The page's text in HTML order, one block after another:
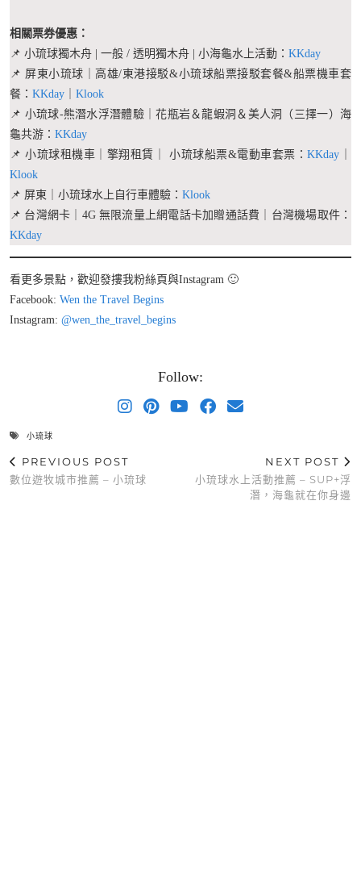
相關票券優惠：
📌 小琉球獨木舟 | 一般 / 透明獨木舟 | 小海龜水上活動： KKday
📌 屏東小琉球｜高雄/東港接駁&小琉球船票接駁套餐&船票機車套
餐： KKday
Klook
📌 小琉球-熊潛水浮潛體驗｜花瓶岩＆龍蝦洞＆美人洞（三擇一）海
龜共游： KKday
📌 小琉球租機車｜擎翔租賃｜ 小琉球船票&電動車套票：KKday
Klook
📌 屏東｜小琉球水上自行車體驗： Klook
📌 台灣網卡｜4G 無限流量上網電話卡加贈通話費｜台灣機場取件：
KKday
看更多景點，歡迎發摟我粉絲頁與Instagram 🙂
Facebook: Wen the Travel Begins
Instagram: @wen_the_travel_begins
Follow:
小琉球
PREVIOUS POST
數位遊牧城市推薦 – 小琉球
NEXT POST
小琉球水上活動推薦 – SUP+浮
潛，海龜就在你身邊